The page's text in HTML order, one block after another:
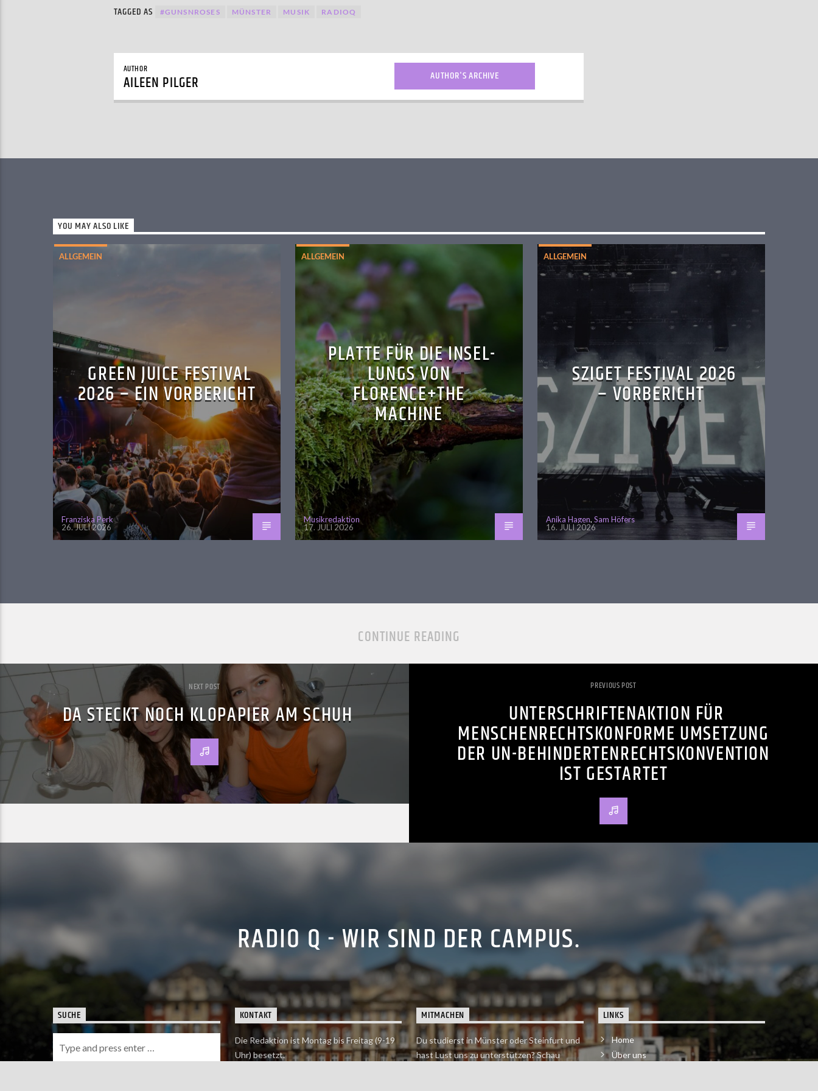
TAGGED AS #GUNSNROSES MÜNSTER MUSIK RADIOQ
AUTHOR
AILEEN PILGER AUTHOR'S ARCHIVE
YOU MAY ALSO LIKE
ALLGEMEIN
GREEN JUICE FESTIVAL
2026 – EIN VORBERICHT
Franziska Perk
26. JULI 2026
ALLGEMEIN
PLATTE FÜR DIE INSEL-
LUNGS VON
FLORENCE+THE
MACHINE
Musikredaktion
17. JULI 2026
ALLGEMEIN
SZIGET FESTIVAL 2026
– VORBERICHT
Anika Hagen, Sam Höfers
16. JULI 2026
CONTINUE READING
NEXT POST
DA STECKT NOCH KLOPAPIER AM SCHUH
PREVIOUS POST
UNTERSCHRIFTENAKTION FÜR
MENSCHENRECHTSKONFORME UMSETZUNG
DER UN-BEHINDERTENRECHTSKONVENTION
IST GESTARTET
RADIO Q - WIR SIND DER CAMPUS.
SUCHE KONTAKT
Die Redaktion ist Montag bis Freitag (9-19
Uhr) besetzt.
MITMACHEN
Du studierst in Münster oder Steinfurt und
hast Lust uns zu unterstützen? Schau
LINKS
Home
Über uns